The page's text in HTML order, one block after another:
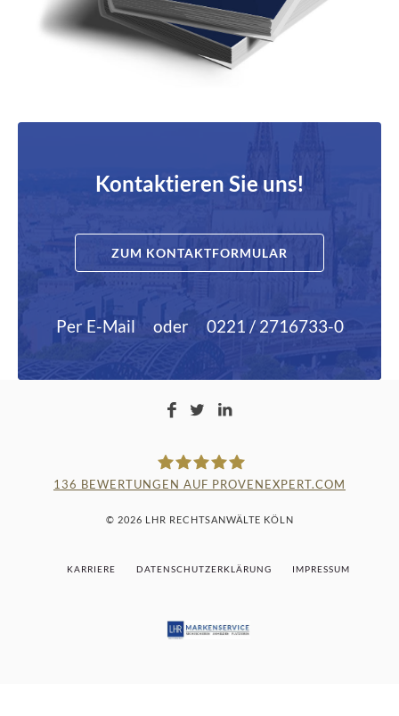
Kontaktieren Sie uns!
ZUM KONTAKTFORMULAR
Per E-Mail oder 0221 / 2716733-0
LAMPMANN, HABERKAMM &
ROSENBAUM
136 BEWERTUNGEN AUF PROVENEXPERT.COM
© 2026 LHR RECHTSANWÄLTE KÖLN
KARRIERE DATENSCHUTZERKLÄRUNG IMPRESSUM